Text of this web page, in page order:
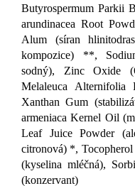
Butyrospermum Parkii
arundinacea Root
Alum (síran
kompozice) **,
sodný), Zinc Oxide
Melaleuca
Xanthan Gum
armeniaca Kernel Oil
Leaf Juice Powder
citronová) *,
(kyselina mléčná),
(konzervant)